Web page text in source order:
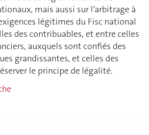
mais aussi sur l’arbitrage à
légitimes du Fisc national
des contribuables, et entre celles
auxquels sont confiés des
grandissantes, et celles des
le principe de légalité.